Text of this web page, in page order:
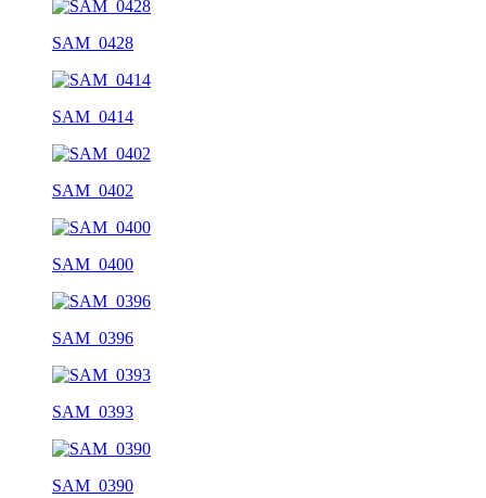
SAM_0428
SAM_0414
SAM_0402
SAM_0400
SAM_0396
SAM_0393
SAM_0390